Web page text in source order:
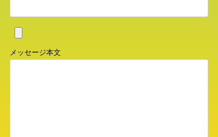
メッセージ本文